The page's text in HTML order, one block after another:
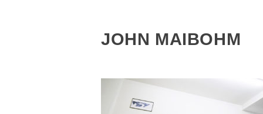
JOHN MAIBOHM